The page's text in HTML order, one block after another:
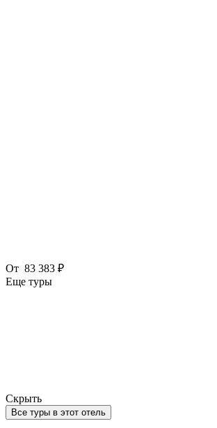
От 83 383 ₽
Еще туры
Скрыть
Все туры в этот отель